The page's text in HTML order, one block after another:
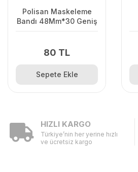
Polisan Maskeleme
Bandı 48Mm*30 Geniş
80 TL
Sepete Ekle
HIZLI KARGO
Türkiye’nin her yerine hızlı
ve ücretsiz kargo